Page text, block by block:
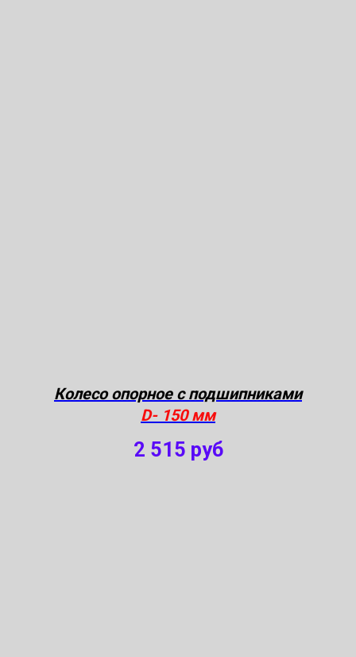
Колесо опорное с подшипниками
D- 150 мм
2 515 руб